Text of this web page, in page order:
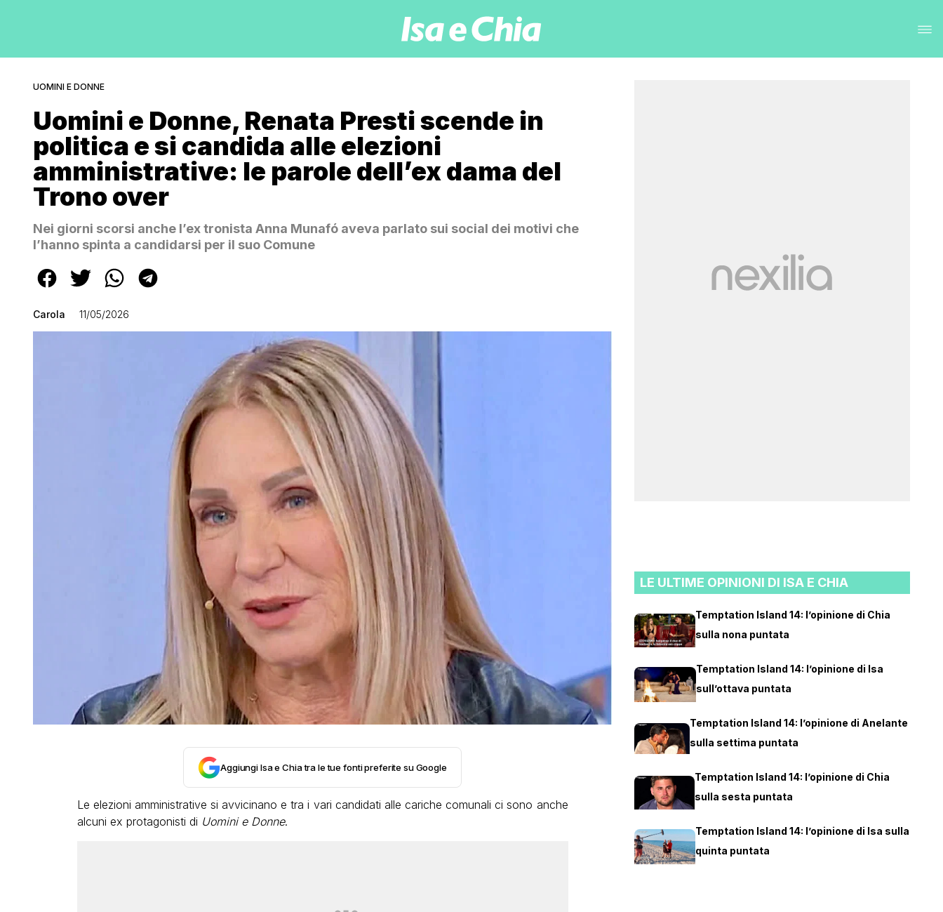
UOMINI E DONNE
Uomini e Donne, Renata Presti scende in
politica e si candida alle elezioni
amministrative: le parole dell’ex dama del
Trono over
Nei giorni scorsi anche l’ex tronista Anna Munafó aveva parlato sui social dei motivi che
l’hanno spinta a candidarsi per il suo Comune
Carola 11/05/2026
Aggiungi Isa e Chia tra le tue fonti preferite su Google
Le elezioni amministrative si avvicinano e tra i vari candidati alle cariche comunali ci sono anche
alcuni ex protagonisti di Uomini e Donne.
LE ULTIME OPINIONI DI ISA E CHIA
Temptation Island 14: l’opinione di Chia
sulla nona puntata
Temptation Island 14: l’opinione di Isa
sull’ottava puntata
Temptation Island 14: l’opinione di Anelante
sulla settima puntata
Temptation Island 14: l’opinione di Chia
sulla sesta puntata
Temptation Island 14: l’opinione di Isa sulla
quinta puntata